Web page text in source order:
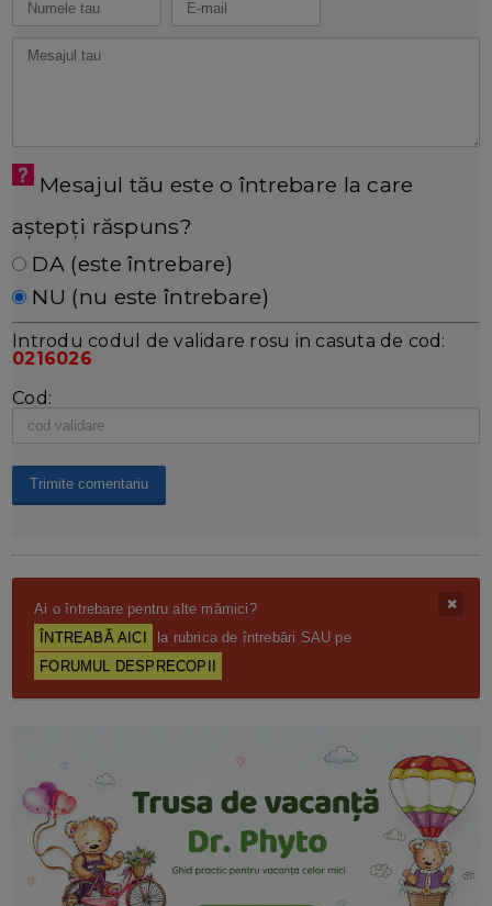
Mesajul tău este o întrebare la care
aștepți răspuns?
DA (este întrebare)
NU (nu este întrebare)
Introdu codul de validare rosu in casuta de cod:
0216026
Cod:
Ai o întrebare pentru alte mămici?
ÎNTREABĂ AICI
la rubrica de întrebări SAU pe
FORUMUL DESPRECOPII